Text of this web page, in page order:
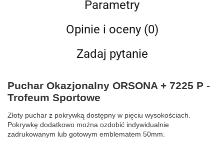
Parametry
Opinie i oceny (0)
Zadaj pytanie
Puchar Okazjonalny ORSONA + 7225 P -
Trofeum Sportowe
Złoty puchar z pokrywką dostępny w pięciu wysokościach.
Pokrywkę dodatkowo można ozdobić indywidualnie
zadrukowanym lub gotowym emblematem 50mm.